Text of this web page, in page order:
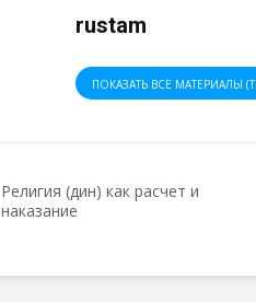
rustam
ПОКАЗАТЬ ВСЕ МАТЕРИАЛЫ
Религия (дин) как расчет и
наказание